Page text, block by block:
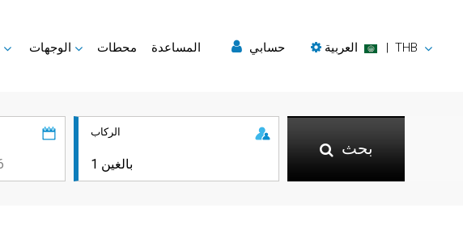
الوجهات محطات المساعدة حسابي العربية | THB
الركاب
بحث